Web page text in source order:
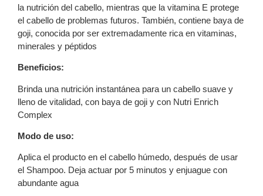
la nutrición del cabello, mientras que la vitamina E protege
el cabello de problemas futuros. También, contiene baya de
goji, conocida por ser extremadamente rica en vitaminas,
minerales y péptidos
Beneficios:
Brinda una nutrición instantánea para un cabello suave y
lleno de vitalidad, con baya de goji y con Nutri Enrich
Complex
Modo de uso:
Aplica el producto en el cabello húmedo, después de usar
el Shampoo. Deja actuar por 5 minutos y enjuague con
abundante agua